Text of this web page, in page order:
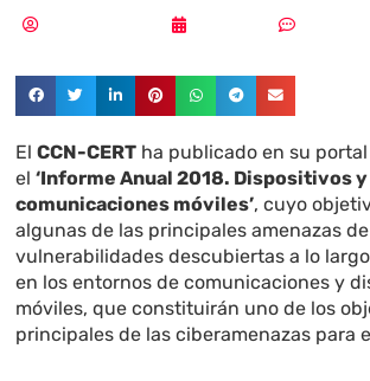
ElCCN-CERT ha publicado en su
el‘Informe Anual 2018. Dispositivos y
comunicaciones móviles’, cuyo
algunas de las principales amenazas
vulnerabilidades descubiertas a lo
en los entornos de comunicaciones y
móviles, que constituirán uno de los
principales de las ciberamenazas para